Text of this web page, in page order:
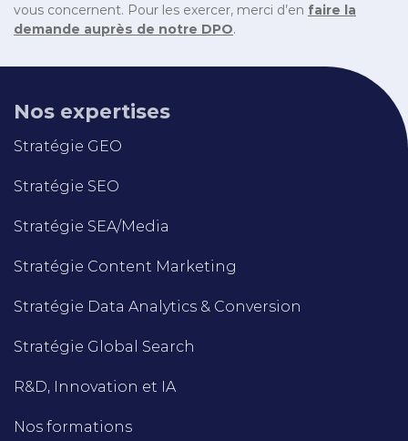
vous concernent. Pour les exercer, merci d’en faire la
demande auprès de notre DPO.
Nos expertises
Stratégie GEO
Stratégie SEO
Stratégie SEA/Media
Stratégie Content Marketing
Stratégie Data Analytics & Conversion
Stratégie Global Search
R&D, Innovation et IA
Nos formations